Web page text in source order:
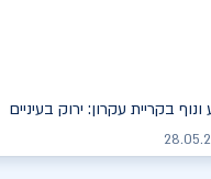
בקריית עקרון: ירוק בעיניים